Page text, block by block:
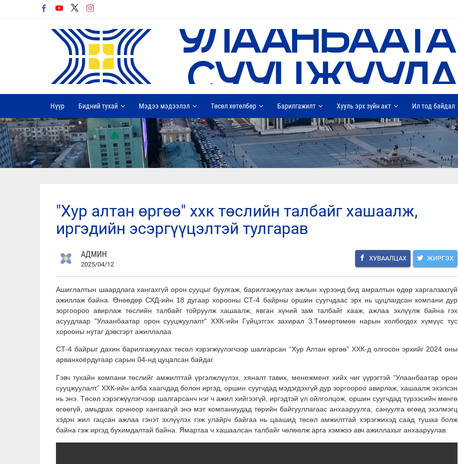
Нүүр Бидний тухай Мэдээ мэдээлэл Төсөл хөтөлбөр Барилгажилт Хууль эрх зүйн акт Ил тод байдал
"хур алтан өргөө" ххк төслийн талбайг хашаалж,
иргэдийн эсэргүүцэлтэй тулгарав
АДМИН
2025/04/12
ХУВААЛЦАХ ЖИРГЭХ
Ашиглалтын шаардлага хангахгүй орон сууцыг буулгаж, барилгажуулах ажлын хүрээнд бид амралтын өдөр харгалзахгүй
ажиллаж байна. Өнөөдөр СХД-ийн 18 дугаар хорооны СТ-4 байрны оршин суугчдаас эрх нь цуцлагдсан компани дур
зоргоороо авирлаж төслийн талбайг тойруулж хашаалж, явган хүний зам талбайг хааж, ажлаа эхлүүлж байна гэх
асуудлаар "Улаанбаатар орон сууцжуулалт" ХХК-ийн Гүйцэтгэх захирал З.Төмөртөмөө нарын холбогдох хүмүүс тус
хорооны нутаг дэвсгэрт ажиллалаа.
СТ-4 байрыг дахин барилгажуулах төсөл хэрэгжүүлэгчээр шалгарсан “Хур Алтан өргөө” ХХК-д олгосон эрхийг 2024 оны
арванхоёрдугаар сарын 04-нд цуцалсан байдаг.
Гэвч тухайн компани төслийг амжилттай үргэлжлүүлэх, хяналт тавих, менежмент хийх чиг үүрэгтэй “Улаанбаатар орон
сууцжуулалт” ХХК-ийн алба хаагчдад болон иргэд, оршин суугчдад мэдэгдэхгүй дур зоргоороо авирлаж, хашаалж эхэлсэн
нь энэ. Төсөл хэрэгжүүлэгчээр шалгарсанч нэг ч ажил хийгээгүй, иргэдтэй үл ойлголцож, оршин суугчдад түрээсийн мөнгө
өгөөгүй, амьдрах орчноор хангаагүй энэ мэт компаниудад төрийн байгууллагаас анхааруулга, сануулга өгөөд эхэлмэгц
хэдэн жил гацсан ажлаа гэнэт эхлүүлэх гэж улайрч байгаа нь цаашид төсөл амжилттай хэрэгжихэд саад тушаа болж
байна гэж иргэд бухимдалтай байна. Ямартаа ч хашаалсан талбайг чөлөөлж арга хэмжээ авч ажиллахыг анхааруулав.